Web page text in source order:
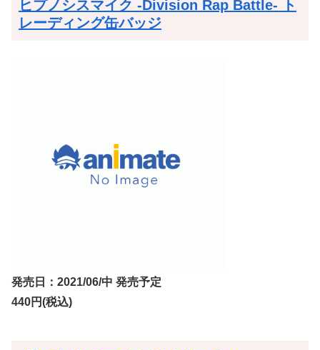
ヒプノシスマイク -Division Rap Battle- ト
レーディング缶バッジ
発売日：2021/06/中 発売予定
440円(税込)